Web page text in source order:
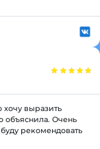
выразить
объяснила. Очень
рекомендовать